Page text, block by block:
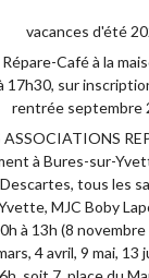
vacances d'été
Café à la
17h30, sur
rentrée septembre
à Bures-sur-
tous les
MJC Boby
à 13h (8
4 avril, 9 mai,